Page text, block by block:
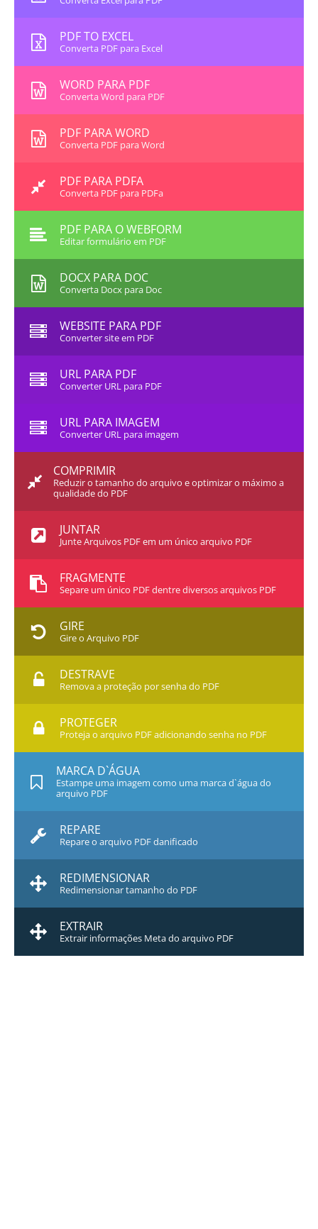
PDF TO EXCEL
Converta PDF para Excel
WORD PARA PDF
Converta Word para PDF
PDF PARA WORD
Converta PDF para Word
PDF PARA PDFA
Converta PDF para PDFa
PDF PARA O WEBFORM
Editar formulário em PDF
DOCX PARA DOC
Converta Docx para Doc
WEBSITE PARA PDF
Converter site em PDF
URL PARA PDF
Converter URL para PDF
URL PARA IMAGEM
Converter URL para imagem
COMPRIMIR
Reduzir o tamanho do arquivo e optimizar o máximo a
qualidade do PDF
JUNTAR
Junte Arquivos PDF em um único arquivo PDF
FRAGMENTE
Separe um único PDF dentre diversos arquivos PDF
GIRE
Gire o Arquivo PDF
DESTRAVE
Remova a proteção por senha do PDF
PROTEGER
Proteja o arquivo PDF adicionando senha no PDF
MARCA D`ÁGUA
Estampe uma imagem como uma marca d`água do
arquivo PDF
REPARE
Repare o arquivo PDF danificado
REDIMENSIONAR
Redimensionar tamanho do PDF
EXTRAIR
Extrair informações Meta do arquivo PDF